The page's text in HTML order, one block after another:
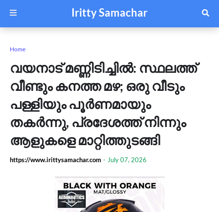
Iritty Samachar
Home
വയനാട് മണ്ണിടിച്ചിൽ: സ്ഥലത്ത്
വീണ്ടും കനത്ത മഴ; ഒരു വീടും
പള്ളിയും പൂർണമായും
തകർന്നു, പ്രദേശത്ത് നിന്നും
ആളുകളെ മാറ്റിത്തുടങ്ങി
https://www.irittysamachar.com - July 07, 2026